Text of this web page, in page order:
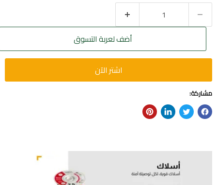
أضف لعربة التسوق
اشتر الآن
مشاركة: